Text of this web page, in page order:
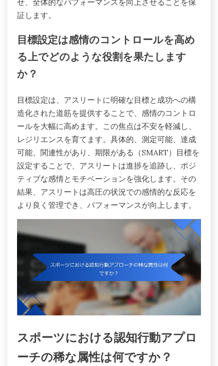
せ、全体的なパフォーマンスを向上させることを保
証します。
目標設定は感情のコントロールを高め
る上でどのような役割を果たします
か？
目標設定は、アスリートに明確な目標と成功への構
造化された道筋を提供することで、感情のコントロ
ールを大幅に高めます。この焦点は不安を軽減し、
レジリエンスを育てます。具体的、測定可能、達成
可能、関連性があり、期限がある（SMART）目標を
設定することで、アスリートは進捗を追跡し、ポジ
ティブな感情とモチベーションを強化します。その
結果、アスリートは高圧の状況での感情的な反応を
より良く管理でき、パフォーマンスが向上します。
スポーツにおける認知行動アプロ
ーチの稀な属性は何ですか？